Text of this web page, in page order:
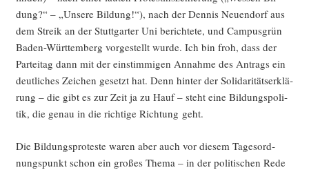
dung?“ – „Unse­re Bil­dung!“), nach der Den­nis Neu­en­dorf aus
dem Streik an der Stutt­gar­ter Uni berich­te­te, und Cam­pus­grün
Baden-Würt­tem­berg vor­ge­stellt wur­de. Ich bin froh, dass der
Par­tei­tag dann mit der ein­stim­mi­gen Annah­me des Antrags ein
deut­li­ches Zei­chen gesetzt hat. Denn hin­ter der Soli­da­ri­täts­er­klä­
rung – die gibt es zur Zeit ja zu Hauf – steht eine Bil­dungs­po­li­
tik, die genau in die rich­ti­ge Rich­tung geht.
Die Bil­dungs­pro­tes­te waren aber auch vor die­sem Tages­ord­
nungs­punkt schon ein gro­ßes The­ma – in der poli­ti­schen Rede